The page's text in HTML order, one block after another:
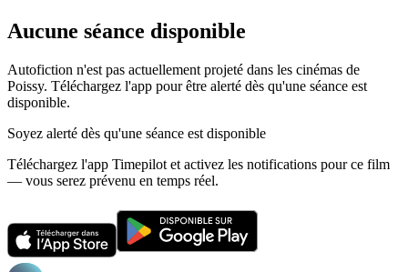
Aucune séance disponible
Autofiction n'est pas actuellement projeté dans les cinémas de
Poissy. Téléchargez l'app pour être alerté dès qu'une séance est
disponible.
Soyez alerté dès qu'une séance est disponible
Téléchargez l'app Timepilot et activez les notifications pour ce film
— vous serez prévenu en temps réel.